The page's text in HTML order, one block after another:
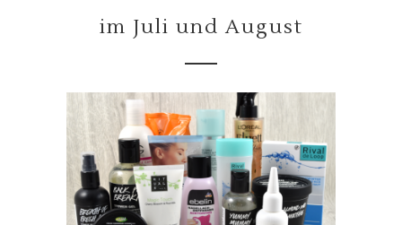
im Juli und August